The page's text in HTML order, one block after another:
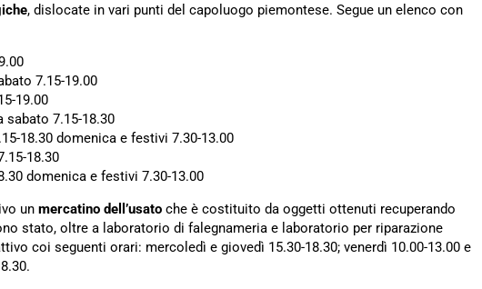
, dislocate in vari punti del capoluogo piemontese. Segue un elenco con
7.15-19.00
19.00
sabato 7.15-18.30
18.30 domenica e festivi 7.30-13.00
18.30
domenica e festivi 7.30-13.00
un mercatino dell’usato che è costituito da oggetti ottenuti recuperando
stato, oltre a laboratorio di falegnameria e laboratorio per riparazione
coi seguenti orari: mercoledì e giovedì 15.30-18.30; venerdì 10.00-13.00 e